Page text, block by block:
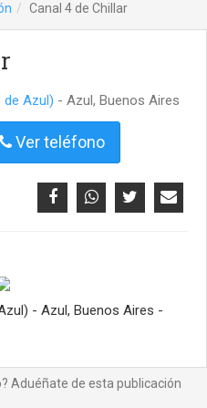
Canal 4 de Chillar
de Azul) - Azul, Buenos Aires
Ver teléfono
- Azul, Buenos Aires -
Aduéñate de esta publicación